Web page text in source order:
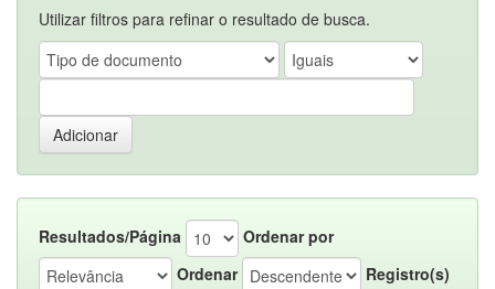
Utilizar filtros para refinar o resultado de busca.
Resultados/Página
Ordenar por
Ordenar
Registro(s)